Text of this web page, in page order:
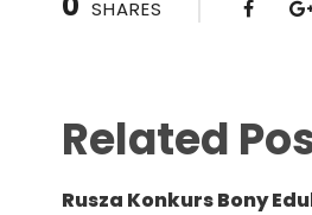
SHARES
Related
Rusza Konkurs Bony